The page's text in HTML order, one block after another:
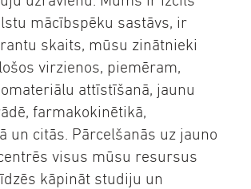
mācībspēku sastāvs, ir
skaits, mūsu zinātnieki
virzienos, piemēram,
attīstīšanā, jaunu
farmakokinētikā,
un citās. Pārcelšanās uz jauno
visus mūsu resursus
kāpināt studiju un